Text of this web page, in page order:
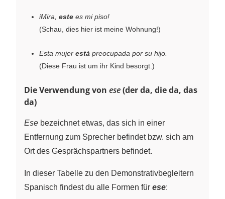
iMira, este es mi piso!
(Schau, dies hier ist meine Wohnung!)
Esta mujer está preocupada por su hijo.
(Diese Frau ist um ihr Kind besorgt.)
Die Verwendung von ese(der da, die da, das
da)
Ese bezeichnet etwas, das sich in einer
Entfernung zum Sprecher befindet bzw. sich am
Ort des Gesprächspartners befindet.
In dieser Tabelle zu den Demonstrativbegleitern
Spanisch findest du alle Formen für ese: